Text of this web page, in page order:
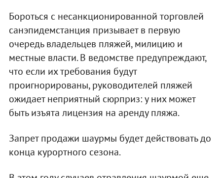
Бороться с несанкционированной торговлей
санэпидемстанция призывает в первую
очередь владельцев пляжей, милицию и
местные власти. В ведомстве предупреждают,
что если их требования будут
проигнорированы, руководителей пляжей
ожидает неприятный сюрприз: у них может
быть изъята лицензия на аренду пляжа.
Запрет продажи шаурмы будет действовать до
конца курортного сезона.